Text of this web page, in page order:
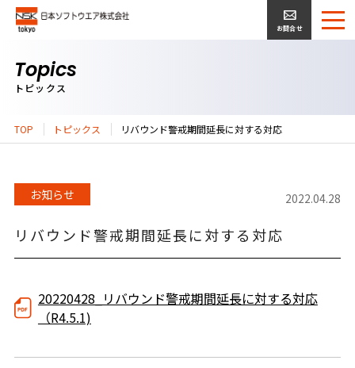
お問合せ
トピックス
Topics
TOP トピックス リバウンド警戒期間延長に対する対応
お知らせ 2022.04.28
リバウンド警戒期間延長に対する対応
20220428_リバウンド警戒期間延長に対する対応
（R4.5.1)